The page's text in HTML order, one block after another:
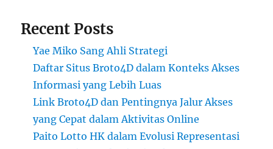
Recent Posts
Yae Miko Sang Ahli Strategi
Daftar Situs Broto4D dalam Konteks Akses
Informasi yang Lebih Luas
Link Broto4D dan Pentingnya Jalur Akses
yang Cepat dalam Aktivitas Online
Paito Lotto HK dalam Evolusi Representasi